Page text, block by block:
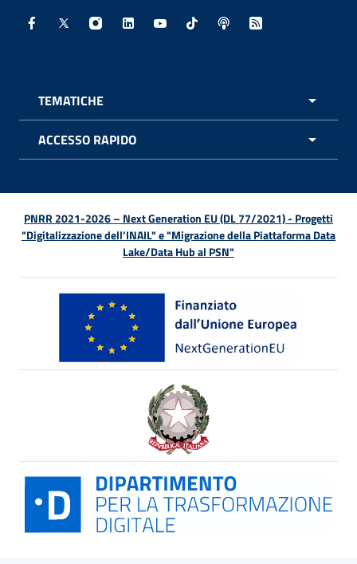
Facebook - Sito esterno - Apertura in nuova finestra
X - Sito esterno - Apertura in nuova finestra
Instagram - Sito esterno - Apertura in
Linkedin - Sito esterno - Apertura in
Youtube - Sito esterno -
TikTok - Sito esterno -
Spreaker - Sito
Feed RSS -
TEMATICHE
ACCESSO RAPIDO
PNRR 2021-2026 – Next Generation EU (DL 77/2021) - Progetti
"Digitalizzazione dell’INAIL" e "Migrazione della Piattaforma Data
Lake/Data Hub al PSN"